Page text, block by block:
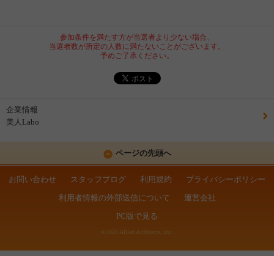
参加条件を満たす方が当選者より少ない場合、
当選者数が所定の人数に満たないことがございます。
予めご了承ください。
企業情報
美人Labo
ページの先頭へ
お問い合わせ スタッフブログ 利用規約
プライバシーポリシー
利用者情報の外部送信について
運営会社
PC版で見る
©2026 Allied Architects, Inc.